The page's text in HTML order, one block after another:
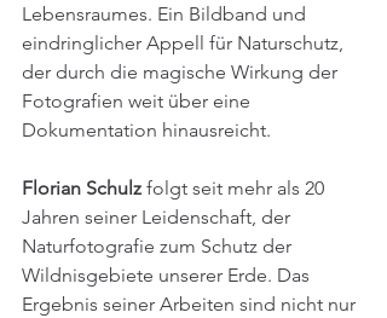
Lebensraumes. Ein Bildband und
eindringlicher Appell für Naturschutz,
der durch die magische Wirkung der
Fotografien weit über eine
Dokumentation hinausreicht.
Florian Schulz folgt seit mehr als 20
Jahren seiner Leidenschaft, der
Naturfotografie zum Schutz der
Wildnisgebiete unserer Erde. Das
Ergebnis seiner Arbeiten sind nicht nur